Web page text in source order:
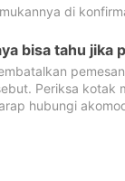
di
bisa tahu jika
Periksa kotak
hubungi